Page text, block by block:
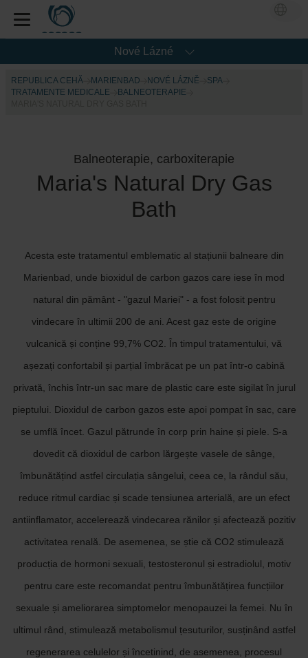
Nové Lázné
REPUBLICA CEHĂ MARIENBAD NOVÉ LÁZNĚ
SPA
TRATAMENTE MEDICALE
BALNEOTERAPIE
Balneoterapie, carboxiterapie
Maria's Natural Dry Gas
Bath
Acesta este tratamentul emblematic al stațiunii balneare din
Marienbad, unde bioxidul de carbon gazos care iese în mod
natural din pământ - "gazul Mariei" - a fost folosit pentru
vindecare în ultimii 200 de ani. Acest gaz este de origine
vulcanică și conține 99,7% CO2. În timpul tratamentului, vă
așezați confortabil și parțial îmbrăcat pe un pat într-o cabină
privată, închis într-un sac mare de plastic care este sigilat în jurul
pieptului. Dioxidul de carbon gazos este apoi pompat în sac, care
se umflă încet. Gazul pătrunde în corp prin haine și piele. S-a
dovedit că dioxidul de carbon lărgește vasele de sânge,
îmbunătățind astfel circulația sângelui, ceea ce, la rândul său,
reduce ritmul cardiac și scade tensiunea arterială, are un efect
antiinflamator, accelerează vindecarea rănilor și afectează pozitiv
activitatea renală. De asemenea, se știe că CO2 stimulează
producția de hormoni sexuali, testosteronul și estradiolul, motiv
pentru care este recomandat pentru îmbunătățirea funcțiilor
sexuale și ameliorarea simptomelor menopauzei la femei. Nu în
ultimul rând, stimulează metabolismul țesuturilor, susținând astfel
regenerarea celulelor și încetinind, de asemenea, procesul